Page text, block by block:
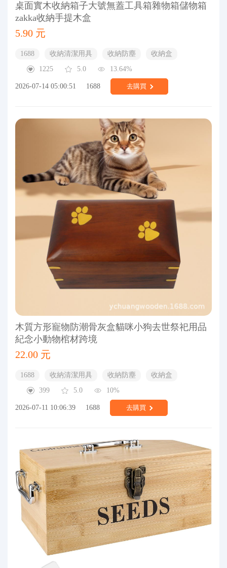
桌面實木收納箱子大號無蓋工具箱雜物箱儲物箱
zakka收納手提木盒
5.90 元
1688 收納清潔用具 收納防塵
收納盒
1225
5.0 13.64%
2026-07-14 05:00:51 1688 去購買
木質方形寵物防潮骨灰盒貓咪小狗去世祭祀用品
紀念小動物棺材跨境
22.00 元
1688 收納清潔用具 收納防塵
收納盒
399
5.0 10%
2026-07-11 10:06:39 1688 去購買